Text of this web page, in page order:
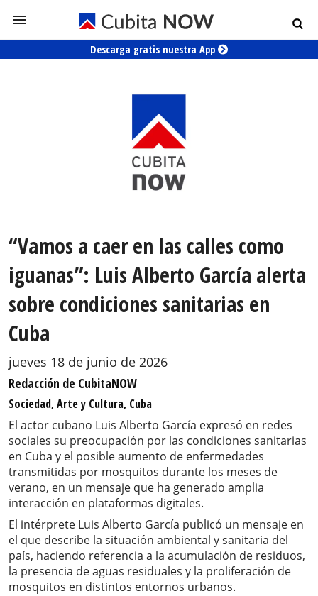
Descarga gratis nuestra App
“Vamos a caer en las calles como
iguanas”: Luis Alberto García alerta
sobre condiciones sanitarias en
Cuba
jueves 18 de junio de 2026
Redacción de CubitaNOW
Sociedad, Arte y Cultura, Cuba
El actor cubano Luis Alberto García expresó en redes
sociales su preocupación por las condiciones sanitarias
en Cuba y el posible aumento de enfermedades
transmitidas por mosquitos durante los meses de
verano, en un mensaje que ha generado amplia
interacción en plataformas digitales.
El intérprete Luis Alberto García publicó un mensaje en
el que describe la situación ambiental y sanitaria del
país, haciendo referencia a la acumulación de residuos,
la presencia de aguas residuales y la proliferación de
mosquitos en distintos entornos urbanos.